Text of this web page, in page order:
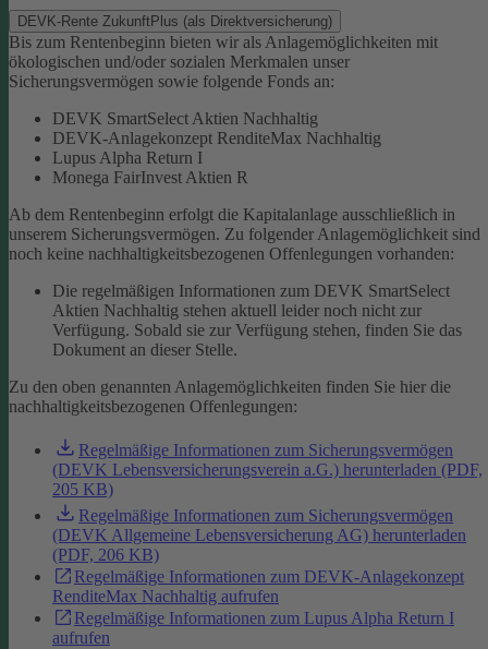
DEVK-Rente ZukunftPlus (als Direktversicherung)
Bis zum Rentenbeginn bieten wir als Anlagemöglichkeiten mit
ökologischen und/oder sozialen Merkmalen unser
Sicherungsvermögen sowie folgende Fonds an:
DEVK SmartSelect Aktien Nachhaltig
DEVK-Anlagekonzept RenditeMax Nachhaltig
Lupus Alpha Return I
Monega FairInvest Aktien R
Ab dem Rentenbeginn erfolgt die Kapitalanlage ausschließlich in
unserem Sicherungsvermögen. Zu folgender Anlagemöglichkeit sind
noch keine nachhaltigkeitsbezogenen Offenlegungen vorhanden:
Die regelmäßigen Informationen zum DEVK SmartSelect
Aktien Nachhaltig stehen aktuell leider noch nicht zur
Verfügung. Sobald sie zur Verfügung stehen, finden Sie das
Dokument an dieser Stelle.
Zu den oben genannten Anlagemöglichkeiten finden Sie hier die
nachhaltigkeitsbezogenen Offenlegungen:
Regelmäßige Informationen zum Sicherungsvermögen
(DEVK Lebensversicherungsverein a.G.) herunterladen (PDF,
205 KB)
Regelmäßige Informationen zum Sicherungsvermögen
(DEVK Allgemeine Lebensversicherung AG) herunterladen
(PDF, 206 KB)
Regelmäßige Informationen zum DEVK-Anlagekonzept
RenditeMax Nachhaltig aufrufen
Regelmäßige Informationen zum Lupus Alpha Return I
aufrufen